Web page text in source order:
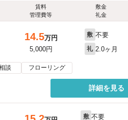
賃料
管理費等
敷金
礼金
14.5万円
5,000円
敷 不要
礼 2.0ヶ月
談 フローリング
詳細を見る
敷 不要